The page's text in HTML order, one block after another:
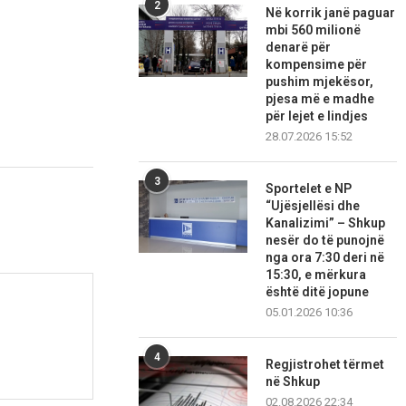
2
Në korrik janë paguar
mbi 560 milionë
denarë për
kompensime për
pushim mjekësor,
pjesa më e madhe
për lejet e lindjes
28.07.2026 15:52
3
Sportelet e NP
“Ujësjellësi dhe
Kanalizimi” – Shkup
nesër do të punojnë
nga ora 7:30 deri në
15:30, e mërkura
është ditë jopune
05.01.2026 10:36
4
Regjistrohet tërmet
në Shkup
02.08.2026 22:34